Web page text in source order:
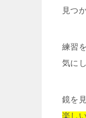
見つ
練習
気に
鏡を
楽し